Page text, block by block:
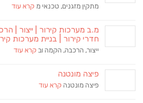
מתקין מזגנים, טכנאי מ קרא עוד
מ.ב מערכות קירור | ייצור |
חדרי קירור | בניית מערכות
ייצור, הרכבה, הקמה וב קרא עוד
פיצה מונטנה
פיצה מונטנה קרא עוד